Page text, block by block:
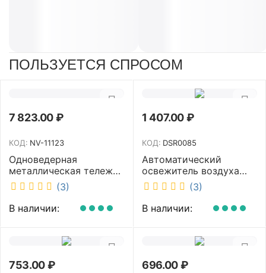
ПОЛЬЗУЕТСЯ СПРОСОМ
7 823.00₽
КОД: NV-11123
Одноведерная
металлическая тележка
с отжимом и корзинкой
под химию NV 23 л NV-
11123
(3)
В наличии:
1 407.00₽
КОД: DSR0085
Автоматический
освежитель воздуха
DISCOVER белый
DSR0085
(3)
В наличии:
753.00₽ 696.00₽